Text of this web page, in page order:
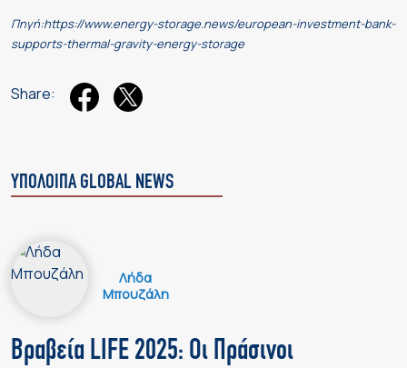
Πηγή:https://www.energy-storage.news/european-investment-bank-
supports-thermal-gravity-energy-storage
Share:
ΥΠΟΛΟΙΠΑ GLOBAL NEWS
Λήδα
Μπουζάλη
Βραβεία LIFE 2025: Οι Πράσινοι